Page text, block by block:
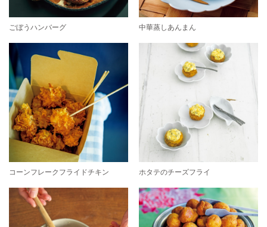
ごぼうハンバーグ 中華蒸しあんまん
コーンフレークフライドチキン ホタテのチーズフライ